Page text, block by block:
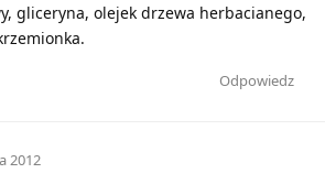
gliceryna, olejek drzewa herbacianego,
Odpowiedz
2012